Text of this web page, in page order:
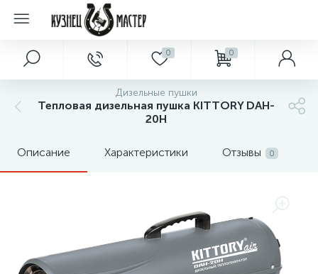
0 0
Дизельные пушки
Тепловая дизельная пушка KITTORY DAH-
20Н
Описание Характеристики Отзывы 0